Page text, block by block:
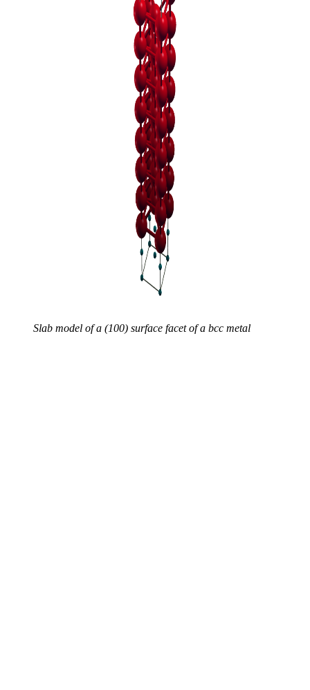
Slab model of a (100) surface facet of a bcc metal